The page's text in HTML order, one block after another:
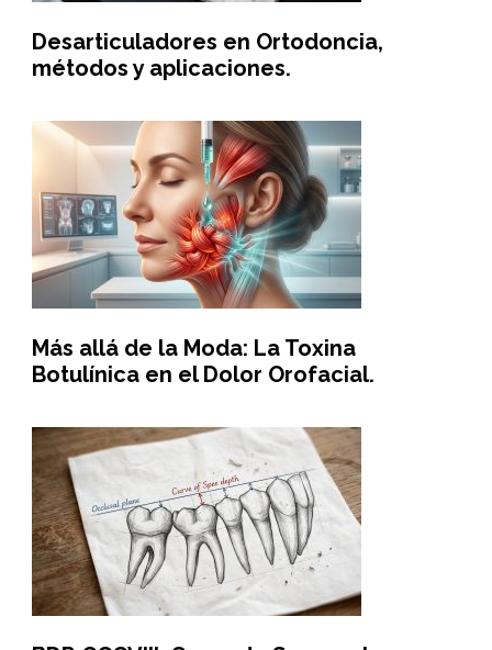
Desarticuladores en Ortodoncia,
métodos y aplicaciones.
Más allá de la Moda: La Toxina
Botulínica en el Dolor Orofacial.